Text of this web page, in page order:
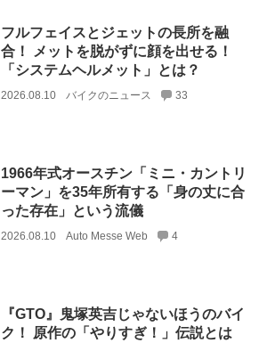
フルフェイスとジェットの長所を融
合！ メットを脱がずに顔を出せる！
「システムヘルメット」とは？
2026.08.10 バイクのニュース 33
1966年式オースチン「ミニ・カントリ
ーマン」を35年所有する「身の丈に合
った存在」という流儀
2026.08.10 Auto Messe Web 4
『GTO』鬼塚英吉じゃないほうのバイ
ク！ 原作の「やりすぎ！」伝説とは